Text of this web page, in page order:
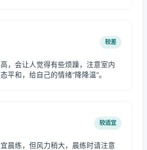
较差
，会让人觉得有些烦躁，注意室内
平和，给自己的情绪“降降温”。
较适宜
晨练，但风力稍大，晨练时请注意